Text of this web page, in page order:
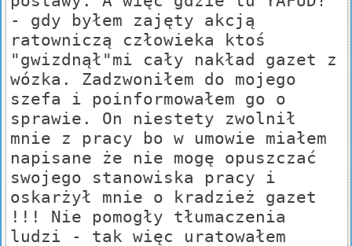
- gdy byłem zajęty akcją
ratowniczą człowieka ktoś
"gwizdnął"mi cały nakład gazet z
wózka. Zadzwoniłem do mojego
szefa i poinformowałem go o
sprawie. On niestety zwolnił
mnie z pracy bo w umowie miałem
napisane że nie mogę opuszczać
swojego stanowiska pracy i
oskarżył mnie o kradzież gazet
!!! Nie pomogły tłumaczenia
ludzi - tak więc uratowałem